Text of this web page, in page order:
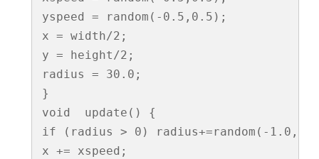
yspeed = random(-0.5,0.5);
x = width/2;
y = height/2;
radius = 30.0;
}
void  update() {
if (radius > 0) radius+=random(-1.0,
x += xspeed;